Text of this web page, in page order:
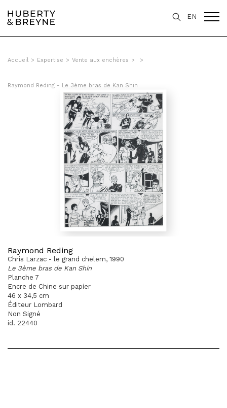
EN
Accueil > Expertise > Vente aux enchères > >
Raymond Reding - Le 3ème bras de Kan Shin
Raymond Reding
Chris Larzac - le grand chelem, 1990
Le 3ème bras de Kan Shin
Planche 7
Encre de Chine sur papier
46 x 34,5 cm
Éditeur Lombard
Non Signé
id. 22440